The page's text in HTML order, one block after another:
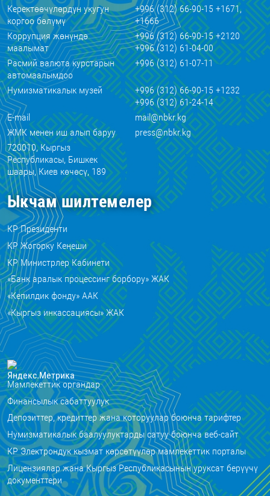
Керектөөчүлөрдүн укугун
коргоо бөлүмү
+996 (312) 66-90-15 +1671,
+1666
Коррупция жөнүндө
маалымат
+996 (312) 66-90-15 +2120
+996 (312) 61-04-00
Расмий валюта курстарын
автомаалымдоо
+996 (312) 61-07-11
Нумизматикалык музей
+996 (312) 66-90-15 +1232
+996 (312) 61-24-14
E-mail
mail@nbkr.kg
ЖМК менен иш алып баруу
press@nbkr.kg
720010, Кыргыз
Республикасы, Бишкек
шаары, Киев көчөсү, 189
Ыкчам шилтемелер
КР Президенти
КР Жогорку Кеңеши
КР Министрлер Кабинети
«Банк аралык процессинг борбору» ЖАК
«Кепилдик фонду» ААК
«Кыргыз инкассациясы» ЖАК
Мамлекеттик органдар
Финансылык сабаттуулук
Депозиттер, кредиттер жана которуулар боюнча тарифтер
Нумизматикалык баалуулуктарды сатуу боюнча веб-сайт
КР Электрондук кызмат көрсөтүүлөр мамлекеттик порталы
Лицензиялар жана Кыргыз Республикасынын уруксат берүүчү
документтери